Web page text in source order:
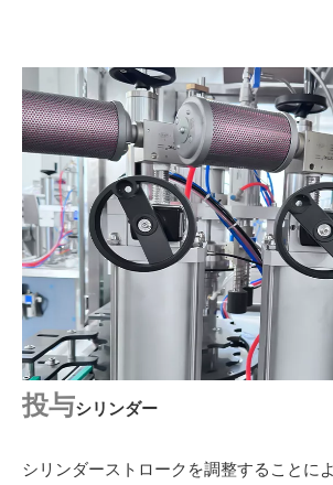
投与シリンダー
シリンダーストロークを調整することに